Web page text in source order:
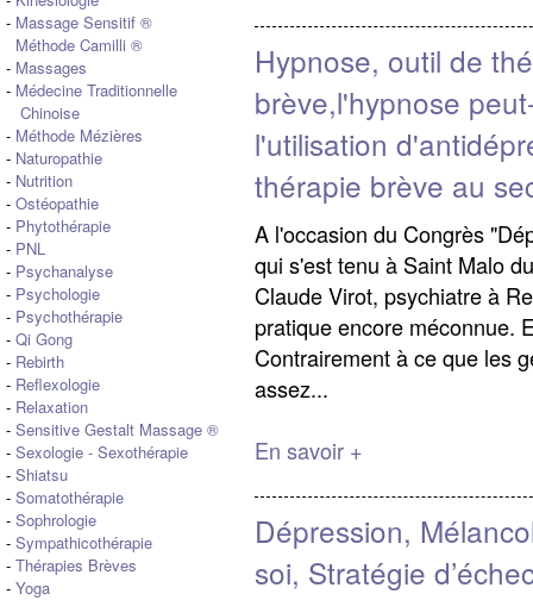
- Massage Sensitif ®
Méthode Camilli ®
- Massages
- Médecine Traditionnelle
Chinoise
- Méthode Mézières
- Naturopathie
- Nutrition
- Ostéopathie
- Phytothérapie
- PNL
- Psychanalyse
- Psychologie
- Psychothérapie
- Qi Gong
- Rebirth
- Reflexologie
- Relaxation
- Sensitive Gestalt Massage ®
- Sexologie - Sexothérapie
- Shiatsu
- Somatothérapie
- Sophrologie
- Sympathicothérapie
- Thérapies Brèves
- Yoga
Hypnose, outil de
brève,l'hypnose
l'utilisation
thérapie brève au
A l'occasion du Congrès
qui s'est tenu à Saint Malo
Claude Virot, psychiatre à
pratique encore méconnue.
Contrairement à ce que les
assez...
En savoir +
Dépression,
soi, Stratégie